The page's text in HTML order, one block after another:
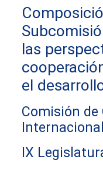
las
el
Comisión de
IX